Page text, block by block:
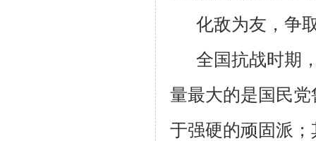
化敌为友，争
全国抗战时期
量最大的是国民
于强硬的顽固派